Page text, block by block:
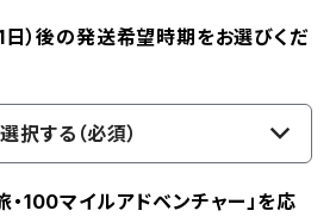
）後の発送希望時期をお選びくだ
選択する（必須）
・100マイルアドベンチャー」を応